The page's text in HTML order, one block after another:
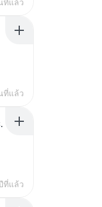
ที่แล้ว
ที่แล้ว
ที่แล้ว